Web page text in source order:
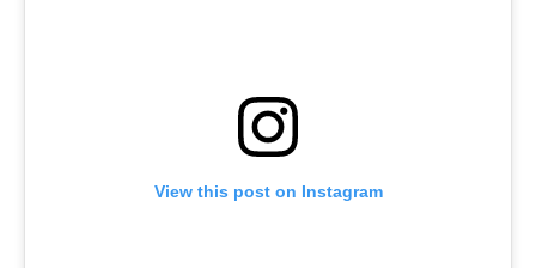
View this post on Instagram